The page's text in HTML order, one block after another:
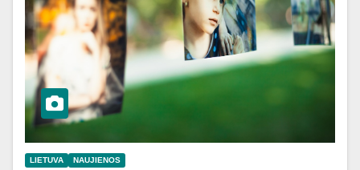
LIETUVA NAUJIENOS